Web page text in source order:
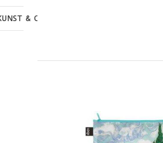
& CULTUUR